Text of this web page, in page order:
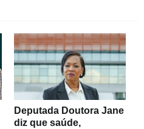
Deputada Doutora Jane
diz que saúde,